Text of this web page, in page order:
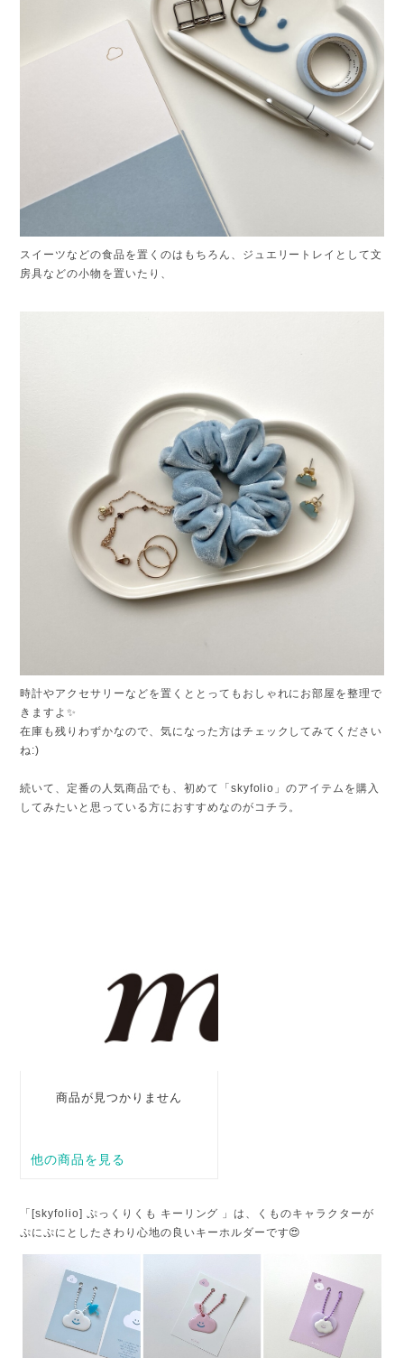
スイーツなどの食品を置くのはもちろん、ジュエリートレイとして文
房具などの小物を置いたり、
時計やアクセサリーなどを置くととってもおしゃれにお部屋を整理で
きますよ✨
在庫も残りわずかなので、気になった方はチェックしてみてください
ね:)
続いて、定番の人気商品でも、初めて「skyfolio」のアイテムを購入
してみたいと思っている方におすすめなのがコチラ。
「[skyfolio] ぷっくりくも キーリング 」は、くものキャラクターが
ぷにぷにとしたさわり心地の良いキーホルダーです😍